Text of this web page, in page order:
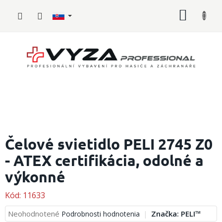
Požiarny
šport
vybavenie
Oblečenie,
Čelové svietidlo PELI 2745 Z0
- ATEX certifikácia, odolné a
výkonné
Kód: 11633
Priemerné
Neohodnotené Podrobnosti hodnotenia Značka: PELI™